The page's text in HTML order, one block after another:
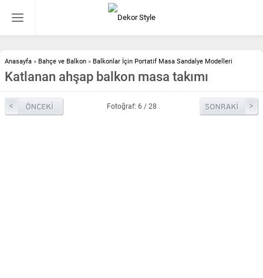
Anasayfa » Bahçe ve Balkon » Balkonlar İçin Portatif Masa Sandalye Modelleri
Katlanan ahşap balkon masa takımı
Fotoğraf: 6 / 28